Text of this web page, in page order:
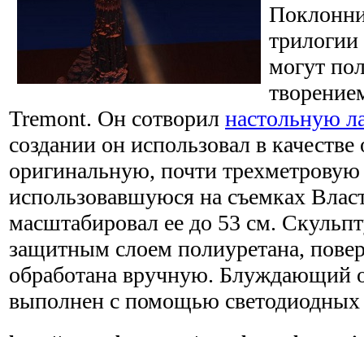
могут
Tremont. Он сотворил настольную
создании он использовал в качестве
оригинальную, почти
использовавшуюся на съемках
масштабировал ее до 53 см.
защитным слоем полиуретана,
обработана вручную. Блуждающий
выполнен с помощью